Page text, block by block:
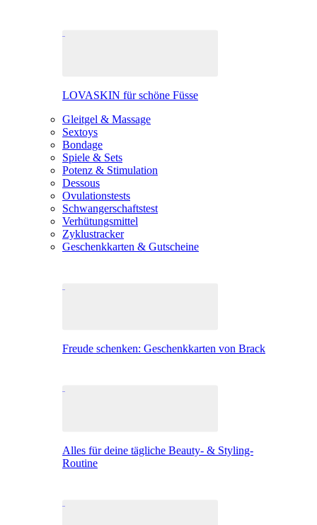
LOVASKIN für schöne Füsse
Gleitgel & Massage
Sextoys
Bondage
Spiele & Sets
Potenz & Stimulation
Dessous
Ovulationstests
Schwangerschaftstest
Verhütungsmittel
Zyklustracker
Geschenkkarten & Gutscheine
Freude schenken: Geschenkkarten von Brack
Alles für deine tägliche Beauty- & Styling-
Routine